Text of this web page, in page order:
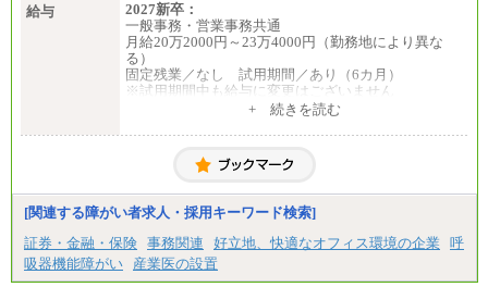
給与
2027新卒：
一般事務・営業事務共通
月給20万2000円～23万4000円（勤務地により異な
る）
固定残業／なし 試用期間／あり（6カ月）
※試用期間中も給与に変更はございません
月給20万2000円～23万4000円（勤務地により異な
固定残業／なし 試用期間／あり（6か月）
+ 続きを読む
[関連する障がい者求人・採用キーワード検索]
証券・金融・保険 事務関連 好立地、快適なオフィス環境の企業
呼
吸器機能障がい
産業医の設置